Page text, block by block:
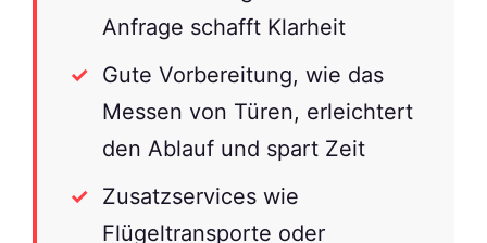
Anfrage schafft Klarheit
Gute Vorbereitung, wie das
Messen von Türen, erleichtert
den Ablauf und spart Zeit
Zusatzservices wie
Flügeltransporte oder